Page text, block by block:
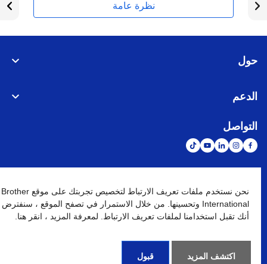
نظرة عامة
حول
الدعم
التواصل
الشبكة العالمية
نهج الخصوصية شروط الإستخدام خريطة الموقع الإنتقال إلى الموقع العالمي
كافة الحقوق محفوظة. BROTHER INTERNATIONAL (GULF) FZE
2026
نحن نستخدم ملفات تعريف الارتباط لتخصيص تجربتك على موقع Brother
International وتحسينها. من خلال الاستمرار في تصفح الموقع ، سنفترض
أنك تقبل استخدامنا لملفات تعريف الارتباط. لمعرفة المزيد ، انقر هنا.
اكتشف المزيد قبول